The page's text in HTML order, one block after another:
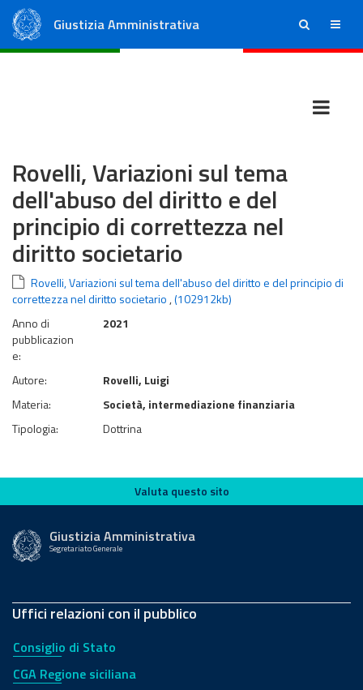
Giustizia Amministrativa ricerca menu
Rovelli, Variazioni sul tema
dell'abuso del diritto e del
principio di correttezza nel
diritto societario
Rovelli, Variazioni sul tema dell'abuso del diritto e del principio di
correttezza nel diritto societario ,(102912kb)
Anno di
pubblicazion
e:
2021
Autore:
Rovelli, Luigi
Materia:
Società, intermediazione finanziaria
Tipologia:
Dottrina
Valuta questo sito
Valuta questo sito
Giustizia Amministrativa
Segretariato Generale
Uffici relazioni con il pubblico
Consiglio di Stato
CGA Regione siciliana